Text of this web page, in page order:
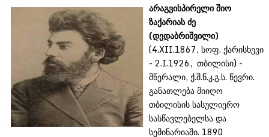
არაგვისპირელიშიო
ზაქარიას ძე
(დედაბრიშვილი)
(4.XII.1867, სოფ. ქარისხევი
- 2.I.1926, თბილისი) -
მწერალი, ქ.შ.წ.კ.გ.ს. წევრი.
განათლება მიიღო
თბილისის სასულიერო
სასწავლებელსა და
სემინარიაში. 1890